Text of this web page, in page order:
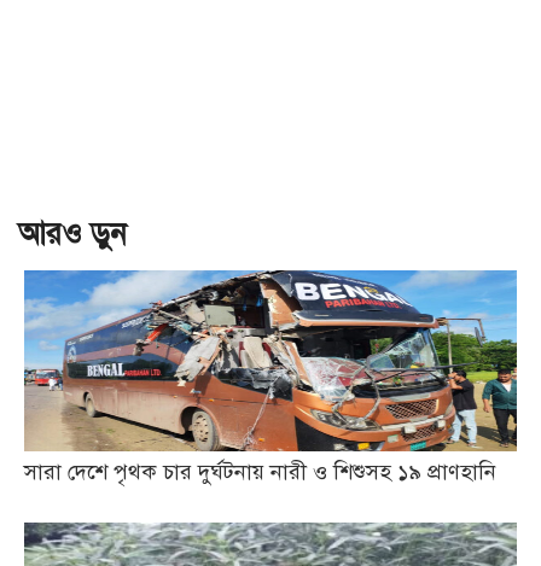
আরও ড়ুন
সারা দেশে পৃথক চার দুর্ঘটনায় নারী ও শিশুসহ ১৯ প্রাণহানি